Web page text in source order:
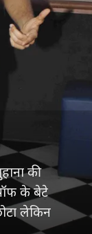
की
के बेटे
लेकिन